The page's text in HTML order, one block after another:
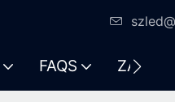
FAQS